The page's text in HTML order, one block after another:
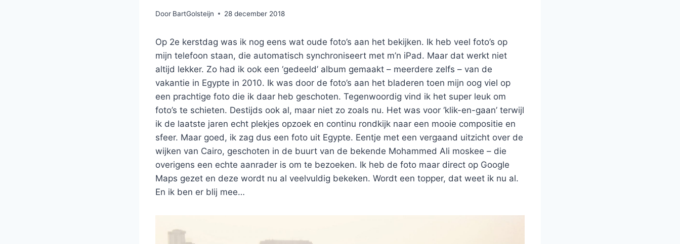
Door BartGolsteijn 28 december 2018
Op 2e kerstdag was ik nog eens wat oude foto’s aan het bekijken. Ik heb veel foto’s op
mijn telefoon staan, die automatisch synchroniseert met m’n iPad. Maar dat werkt niet
altijd lekker. Zo had ik ook een ‘gedeeld’ album gemaakt – meerdere zelfs – van de
vakantie in Egypte in 2010. Ik was door de foto’s aan het bladeren toen mijn oog viel op
een prachtige foto die ik daar heb geschoten. Tegenwoordig vind ik het super leuk om
foto’s te schieten. Destijds ook al, maar niet zo zoals nu. Het was voor ‘klik-en-gaan’ terwijl
ik de laatste jaren echt plekjes opzoek en continu rondkijk naar een mooie compositie en
sfeer. Maar goed, ik zag dus een foto uit Egypte. Eentje met een vergaand uitzicht over de
wijken van Cairo, geschoten in de buurt van de bekende Mohammed Ali moskee – die
overigens een echte aanrader is om te bezoeken. Ik heb de foto maar direct op Google
Maps gezet en deze wordt nu al veelvuldig bekeken. Wordt een topper, dat weet ik nu al.
En ik ben er blij mee…